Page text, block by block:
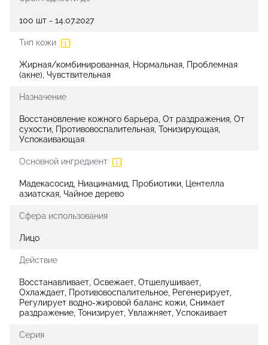
100 шт - 14.07.2027
Тип кожи
Жирная/комбинированная, Нормальная, Проблемная
(акне), Чувствительная
Назначение
Восстановление кожного барьера, От раздражения, От
сухости, Противовоспалительная, Тонизирующая,
Успокаивающая
Основной ингредиент
Мадекасосид, Ниацинамид, Пробиотики, Центелла
азиатская, Чайное дерево
Сфера использования
Лицо
Действие
Восстанавливает, Освежает, Отшелушивает,
Охлаждает, Противовоспалительное, Регенерирует,
Регулирует водно-жировой баланс кожи, Снимает
раздражение, Тонизирует, Увлажняет, Успокаивает
Серия